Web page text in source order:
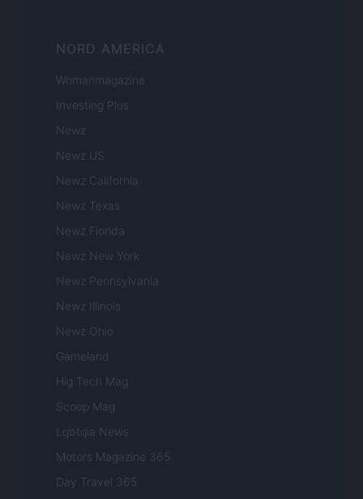
NORD AMERICA
Womanmagazine
Investing Plus
Newz
Newz US
Newz California
Newz Texas
Newz Florida
Newz New York
Newz Pennsylvania
Newz Illinois
Newz Ohio
Gameland
Hig Tech Mag
Scoop Mag
Lgbtqia News
Motors Magazine 365
Day Travel 365